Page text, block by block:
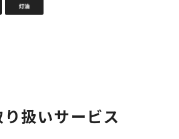
扱いサービス